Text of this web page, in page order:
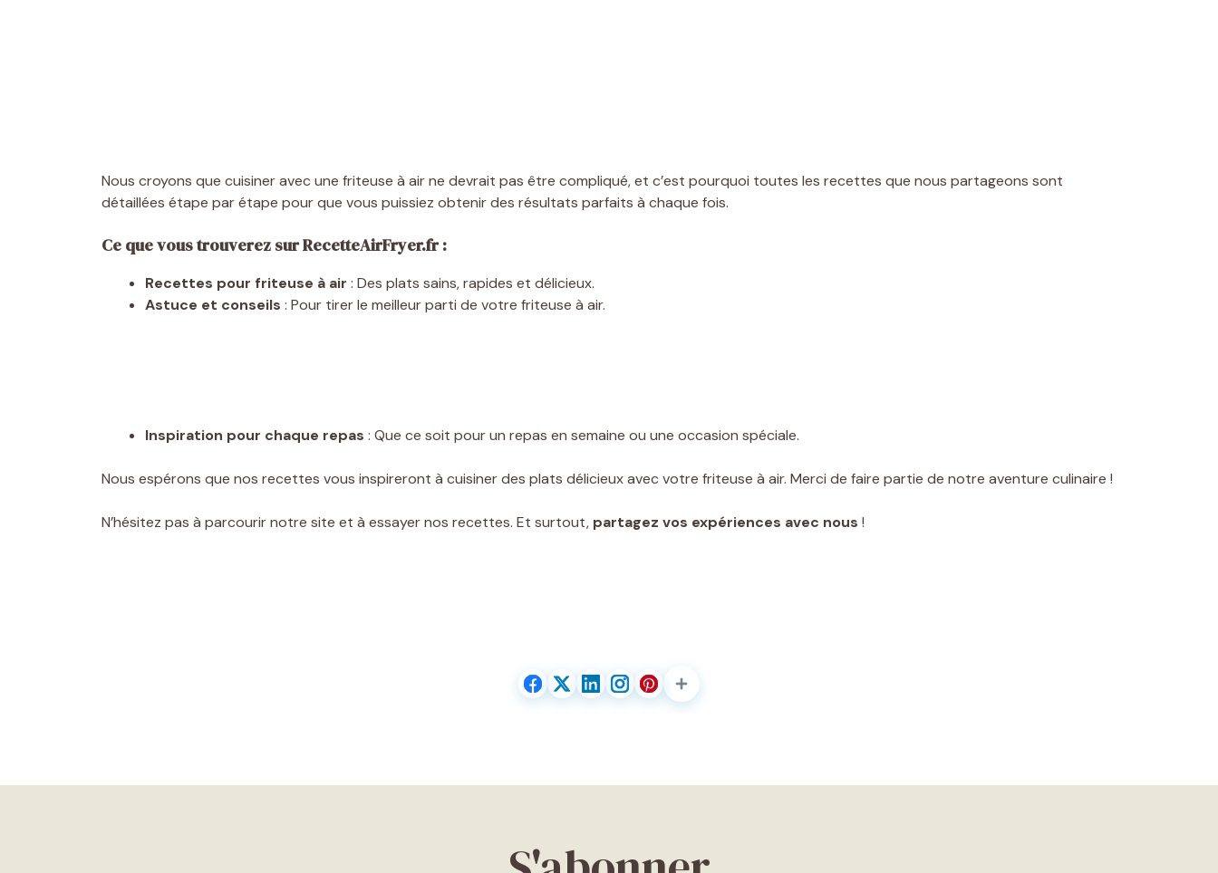
Nous croyons que cuisiner avec une friteuse à air ne devrait pas être compliqué, et c’est pourquoi toutes les recettes que nous partageons sont
détaillées étape par étape pour que vous puissiez obtenir des résultats parfaits à chaque fois.
Ce que vous trouverez sur RecetteAirFryer.fr :
Recettes pour friteuse à air : Des plats sains, rapides et délicieux.
Astuce et conseils : Pour tirer le meilleur parti de votre friteuse à air.
Inspiration pour chaque repas : Que ce soit pour un repas en semaine ou une occasion spéciale.
Nous espérons que nos recettes vous inspireront à cuisiner des plats délicieux avec votre friteuse à air. Merci de faire partie de notre aventure culinaire !
N’hésitez pas à parcourir notre site et à essayer nos recettes. Et surtout, partagez vos expériences avec nous !